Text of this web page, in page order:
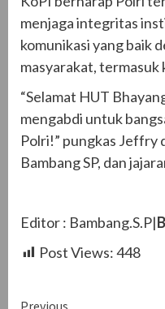
menjaga integritas
komunikasi yang baik
masyarakat, termasuk
“Selamat HUT
mengabdi untuk
Polri!” pungkas Jeffry
Bambang SP, dan
Editor : Bambang.S.P|
Post Views:448
Previous